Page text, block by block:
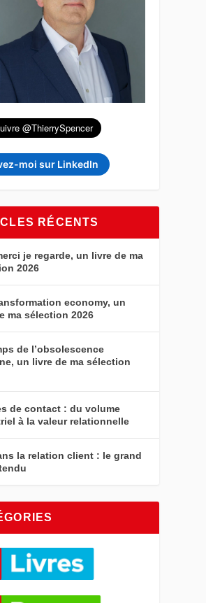
moi sur LinkedIn
RÉCENTS
je regarde, un livre de ma
2026
economy, un
ma sélection 2026
de l’obsolescence
un livre de ma sélection
de contact : du volume
à la valeur relationnelle
la relation client : le grand